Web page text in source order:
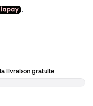
livraison gratuite